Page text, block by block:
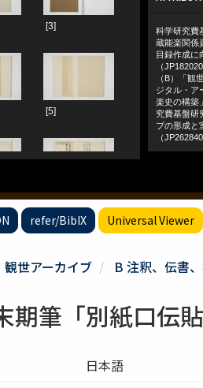
refer/BibIX Universal Viewer
観世アーカイブ B 注釈、伝書
期筆「別紙口伝貼
日本語